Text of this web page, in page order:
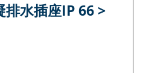
排水插座IP 66 >